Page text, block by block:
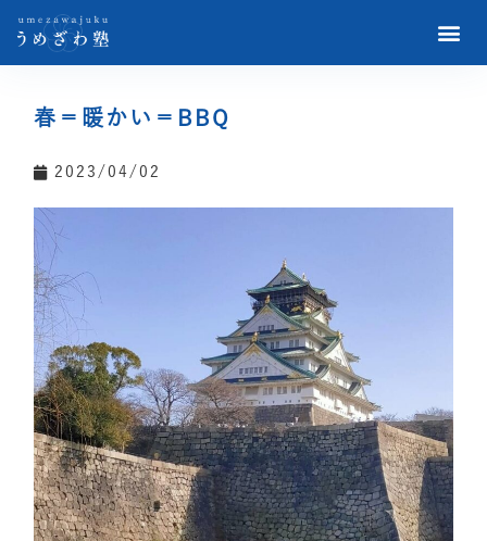
春＝暖かい＝BBQ
2023/04/02